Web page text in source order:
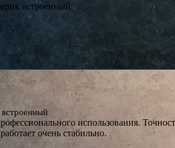
встроенный
использования.
очень стабильно.